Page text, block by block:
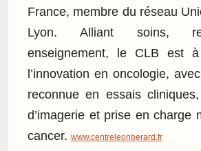
France, membre du réseau
Lyon. Alliant soins,
enseignement, le CLB est
l’innovation en oncologie,
reconnue en essais
d’imagerie et prise en charge
cancer. www.centreleonberard.fr